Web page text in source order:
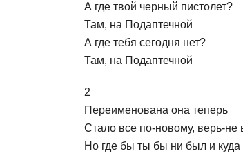
А где твой черный пистолет?
Там, на Подаптечной
А где тебя сегодня нет?
Там, на Подаптечной
2
Переименована она теперь
Стало все по-новому, верь-не
Но где бы ты бы ни был и куда